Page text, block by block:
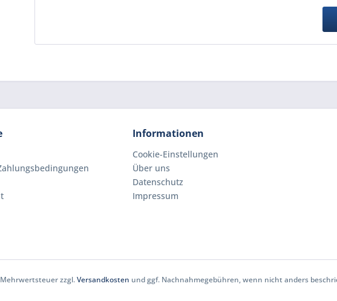
Informationen
Cookie-Einstellungen
Über uns
Datenschutz
Impressum
zzgl.Versandkosten und ggf. Nachnahmegebühren, wenn nicht anders